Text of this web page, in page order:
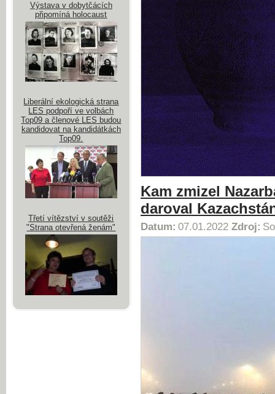
Kam zmizel
daroval
Datum: 07.01.2022 Zdroj:
Výstava v dobytčácích
připomíná holocaust
Liberální ekologická strana
LES podpoří ve volbách
Top09 a členové LES budou
kandidovat na kandidátkách
Top09.
Třetí vítězství v soutěži
"Strana otevřená ženám"